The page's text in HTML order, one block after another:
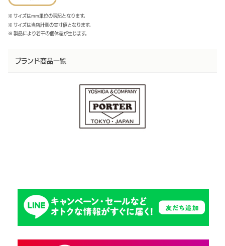
※ サイズはmm単位の表記となります。
※ サイズは当店計測の実寸値となります。
※ 製品により若干の個体差が生じます。
ブランド商品一覧